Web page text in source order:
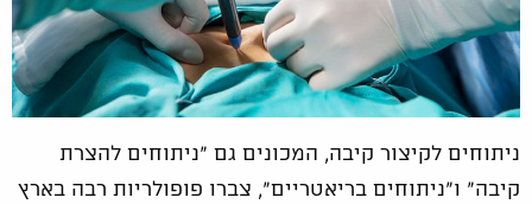
ניתוחים לקיצור קיבה, המכונים גם "ניתוחים להצרת
קיבה" ו"ניתוחים בריאטריים", צברו פופולריות רבה בארץ